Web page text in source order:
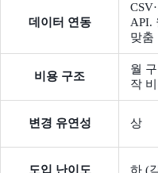
데이터 연동
API.
맞춤
비용 구조
월
작
변경 유연성 상
도입 난이도 하 (